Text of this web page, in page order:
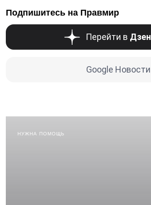
Подпишитесь на Правмир
Перейти в Дзен
Google Новости
НУЖНА ПОМОЩЬ